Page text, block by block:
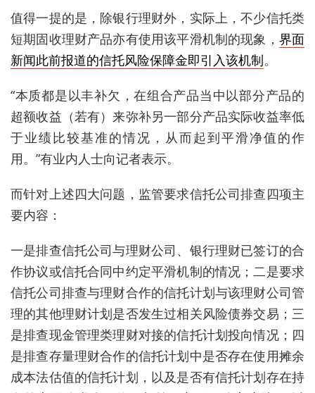
值得一提的是，除银行理财外，实际上，不少信托类
短期固收理财产品亦有使用该平滑机制的现象， 界面
新闻此前报道的信托风险保障金即引入该机制。
“本质都是以丰补欠，在组合产品当中以部分产品的
超额收益（若有）来弥补另一部分产品实际收益率低
于业绩比较基准的情况，从而起到平滑净值的作
用。”有业内人士向记者表示。
而针对上述四大问题，监管要求信托公司排查四项主
要内容：
一是排查信托公司与理财公司、银行理财已签订的合
作协议或信托合同中约定平滑机制的情况；二是要求
信托公司排查与理财合作的信托计划与该理财公司管
理的其他理财计划是否发生过相关风险债券交易；三
是排查现金管理类理财对接的信托计划投向情况；四
是排查存量理财合作的信托计划中是否存在使用摊余
成本法估值的信托计划，以及是否有信托计划存在持